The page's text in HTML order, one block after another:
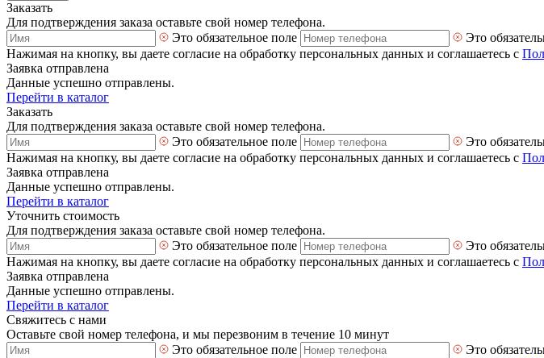
Заказать
Для подтверждения заказа оставьте свой номер телефона.
Это обязательное поле
Это
Нажимая на кнопку, вы даете согласие на обработку персональных данных и соглашаетесь с
Заявка отправлена
Данные успешно отправлены.
Перейти в каталог
Заказать
Для подтверждения заказа оставьте свой номер телефона.
Это обязательное поле
Это
Нажимая на кнопку, вы даете согласие на обработку персональных данных и соглашаетесь с
Заявка отправлена
Данные успешно отправлены.
Перейти в каталог
Уточнить стоимость
Для подтверждения заказа оставьте свой номер телефона.
Это обязательное поле
Это
Нажимая на кнопку, вы даете согласие на обработку персональных данных и соглашаетесь с
Заявка отправлена
Данные успешно отправлены.
Перейти в каталог
Свяжитесь с нами
Оставьте свой номер телефона, и мы перезвоним в течение 10 минут
Это обязательное поле
Это